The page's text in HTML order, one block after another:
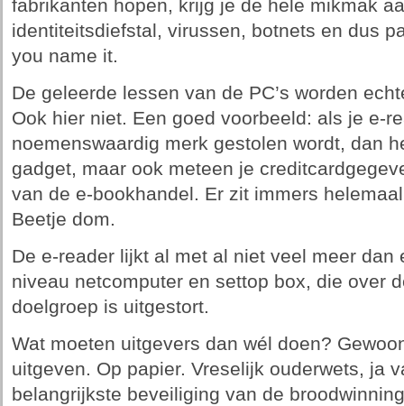
fabrikanten hopen, krijg je de hele mikmak
identiteitsdiefstal, virussen, botnets en dus
you name it.
De geleerde lessen van de PC’s worden
Ook hier niet. Een goed voorbeeld: als je e-
noemenswaardig merk gestolen wordt, dan
gadget, maar ook meteen je
van de e-bookhandel. Er zit immers
Beetje dom.
De e-reader lijkt al met al niet veel meer dan
niveau netcomputer en settop box, die over
doelgroep is uitgestort.
Wat moeten uitgevers dan wél doen?
uitgeven. Op papier. Vreselijk ouderwets, ja
belangrijkste beveiliging van de